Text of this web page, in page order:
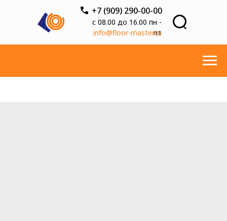
с 08.00 до 16.00 пн -
пт
+7 (909) 290-00-00
info@floor-master.ru